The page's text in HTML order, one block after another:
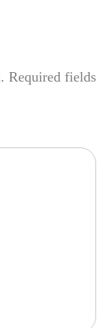
Required fields